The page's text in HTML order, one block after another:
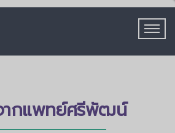
ากแพทย์ศรีพัฒน์